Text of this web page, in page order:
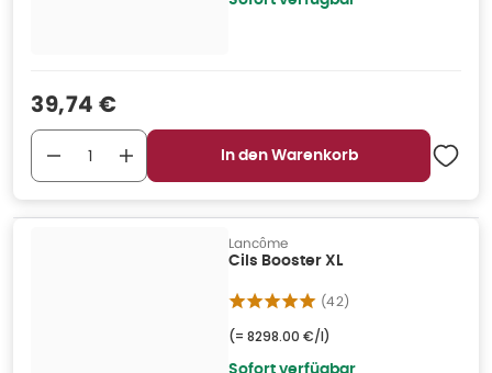
Verkaufspreis
39,74 €
In den Warenkorb
Lancôme
Cils Booster XL
(42)
(= 8298.00 €/l)
Sofort verfügbar